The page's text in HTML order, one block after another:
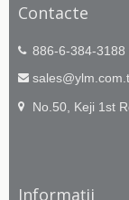
Contacte
886-6-384-3188
No.50, Keji 1st
Informații